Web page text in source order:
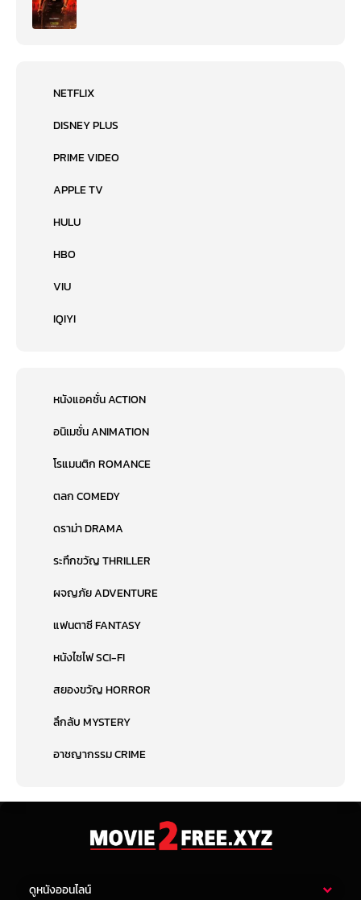
NETFLIX
DISNEY PLUS
PRIME VIDEO
APPLE TV
HULU
HBO
VIU
IQIYI
หนังแอคชั่น ACTION
อนิเมชั่น ANIMATION
โรแมนติก ROMANCE
ตลก COMEDY
ดราม่า DRAMA
ระทึกขวัญ THRILLER
ผจญภัย ADVENTURE
แฟนตาซี FANTASY
หนังไซไฟ SCI-FI
สยองขวัญ HORROR
ลึกลับ MYSTERY
อาชญากรรม CRIME
ดูหนังออนไลน์